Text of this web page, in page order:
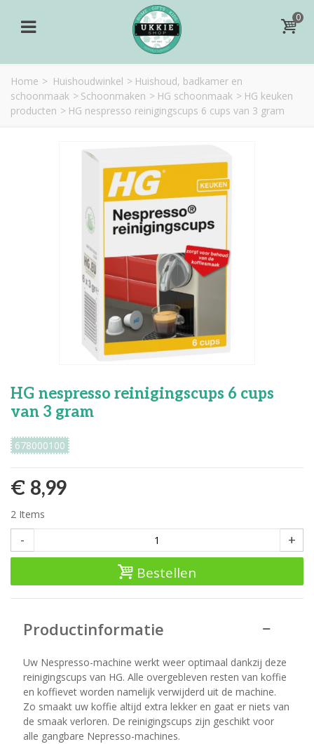
0
Home > Huishoudwinkel > Huishoud, badkamer en
schoonmaak > Schoonmaken > HG schoonmaak > HG keuken
producten > HG nespresso reinigingscups 6 cups van 3 gram
HG nespresso reinigingscups 6 cups
van 3 gram
678000100
€ 8,99
2 Items
- +
Bestellen
Productinformatie
Uw Nespresso-machine werkt weer optimaal dankzij deze
reinigingscups van HG. Alle overgebleven resten van koffie
en koffievet worden namelijk verwijderd uit de machine.
Zo smaakt uw koffie altijd extra lekker en gaat er niets van
de smaak verloren. De reinigingscups zijn geschikt voor
alle gangbare Nepresso-machines.